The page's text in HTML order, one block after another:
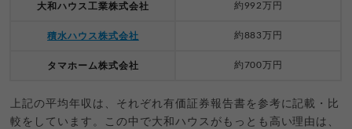
大和ハウス工業株式会社 約992万円
積水ハウス株式会社 約883万円
タマホーム株式会社 約700万円
上記の平均年収は、それぞれ有価証券報告書を参考に記載・比
較をしています。この中で大和ハウスがもっとも高い理由は、